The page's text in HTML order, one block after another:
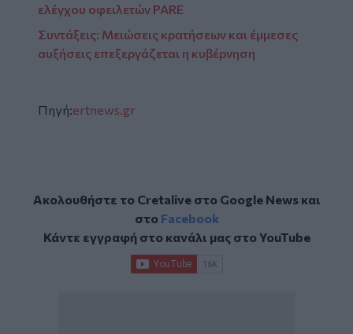
ελέγχου οφειλετών PARE
Συντάξεις: Μειώσεις κρατήσεων και έμμεσες
αυξήσεις επεξεργάζεται η κυβέρνηση
Πηγή:ertnews.gr
Ακολουθήστε το Cretalive στο Google Newsκαι
στο Facebook
Κάντε εγγραφή στο κανάλι μας στοYouTube